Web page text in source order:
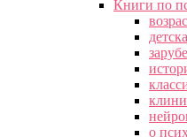
Книги по
о